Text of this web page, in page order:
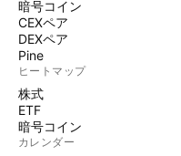
暗号コイン
CEXペア
DEXペア
Pine
ヒートマップ
株式
ETF
暗号コイン
カレンダー